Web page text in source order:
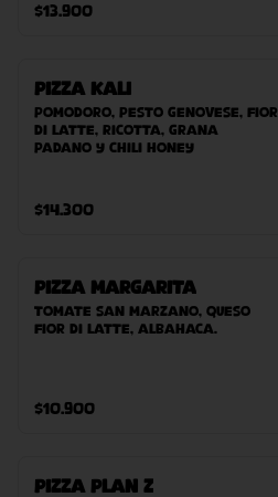
$13.900
Pizza Kali
Pomodoro, pesto genovese, fior
di latte, ricotta, grana
padano y chili honey
$14.300
Pizza Margarita
Tomate San Marzano, queso
Fior Di Latte, albahaca.
$10.900
Pizza Plan Z